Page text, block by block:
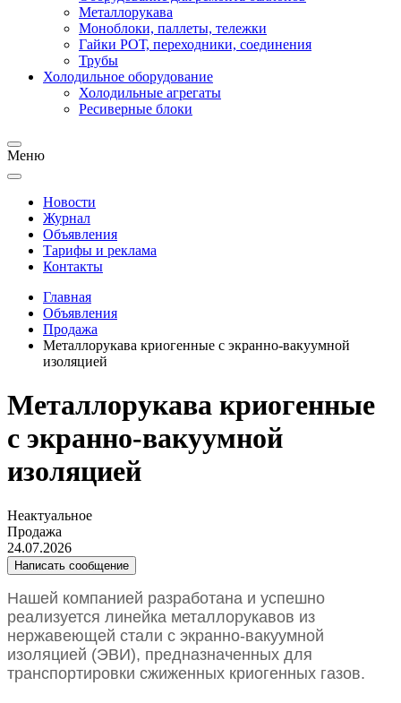
Металлорукава
Моноблоки, паллеты, тележки
Гайки РОТ, переходники, соединения
Трубы
Холодильное оборудование
Холодильные агрегаты
Ресиверные блоки
Меню
Новости
Журнал
Объявления
Тарифы и реклама
Контакты
Главная
Объявления
Продажа
Металлорукава криогенные с экранно-вакуумной
изоляцией
Металлорукава криогенные
с экранно-вакуумной
изоляцией
Неактуальное
Продажа
24.07.2026
Написать сообщение
Нашей компанией разработана и успешно
реализуется линейка металлорукавов из
нержавеющей стали с экранно-вакуумной
изоляцией (ЭВИ), предназначенных для
транспортировки сжиженных криогенных газов.